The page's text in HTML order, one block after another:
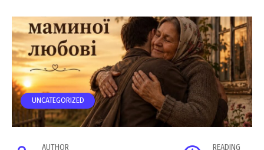
UNCATEGORIZED
AUTHOR READING